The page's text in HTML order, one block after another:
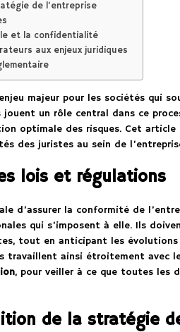
de l’entreprise
et la confidentialité
aux enjeux juridiques
majeur pour les sociétés qui
un rôle central dans ce
optimale des risques. Cet article
des juristes au sein de
lois et régulations
d’assurer la conformité de
qui s’imposent à elle. Ils
tout en anticipant les
travaillent ainsi étroitement avec
, pour veiller à ce que toutes les
de la stratégie